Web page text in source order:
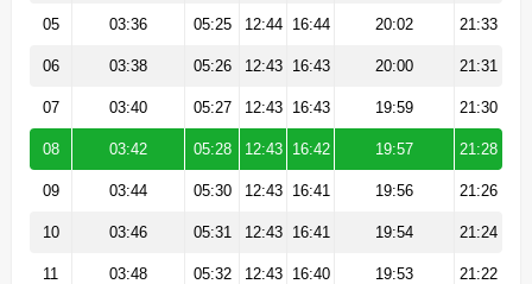
05 03:36 05:25 12:44 16:44 20:02 21:33
06 03:38 05:26 12:43 16:43 20:00 21:31
07 03:40 05:27 12:43 16:43 19:59 21:30
08 03:42 05:28 12:43 16:42 19:57 21:28
09 03:44 05:30 12:43 16:41 19:56 21:26
10 03:46 05:31 12:43 16:41 19:54 21:24
11 03:48 05:32 12:43 16:40 19:53 21:22